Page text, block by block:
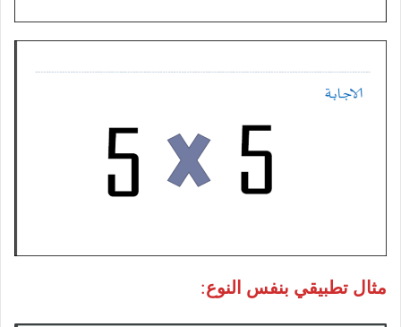
مثال تطبيقي بنفس النوع: